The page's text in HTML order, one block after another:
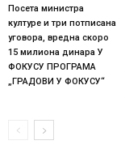
Посета министра
културе и три потписана
уговора, вредна скоро
15 милиона динара У
ФОКУСУ ПРОГРАМА
„ГРАДОВИ У ФОКУСУ“